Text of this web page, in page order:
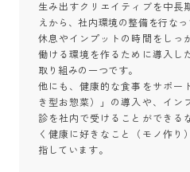
生み出すクリエイティブを中長
えから、社内環境の整備を行なっ
休息やインプットの時間をしっ
働ける環境を作るために導入し
取り組みの一つです。
他にも、健康的な食事をサポー
き型お惣菜）」の導入や、イン
診を社内で受けることができる
く健康に好きなこと（モノ作り
指しています。